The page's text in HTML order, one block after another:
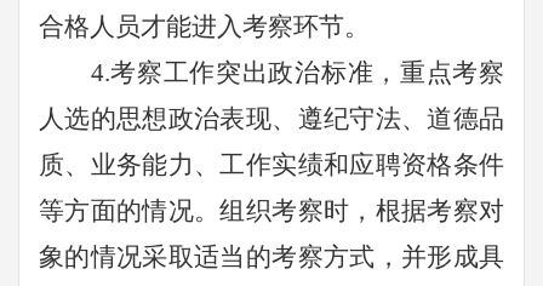
合格人员才能进入考察环节。
4.考察工作突出政治标准，重点考察
人选的思想政治表现、遵纪守法、道德品
质、业务能力、工作实绩和应聘资格条件
等方面的情况。组织考察时，根据考察对
象的情况采取适当的考察方式，并形成具